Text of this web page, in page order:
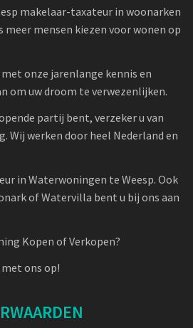
makelaar-taxateur in woonarken
meer mensen kiezen voor wonen op
onze jarenlange kennis en
om uw droom te verwezenlijken.
partij bent, verzeker u van
Wij werken door heel Nederland en
in Waterwoningen te Weesp. Ook
of Watervilla bent u bij ons aan
Kopen of Verkopen?
ons op!